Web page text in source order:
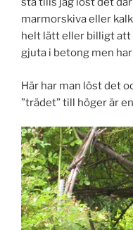
marmorskiva eller
helt lätt eller billigt att
gjuta i betong men
Här har man löst det
”trädet” till höger är